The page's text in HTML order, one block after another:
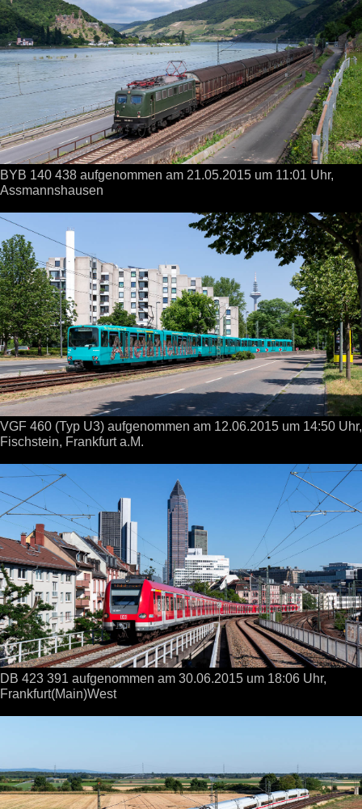
BYB 140 438 aufgenommen am 21.05.2015 um 11:01 Uhr,
Assmannshausen
VGF 460 (Typ U3) aufgenommen am 12.06.2015 um 14:50 Uhr,
Fischstein, Frankfurt a.M.
DB 423 391 aufgenommen am 30.06.2015 um 18:06 Uhr,
Frankfurt(Main)West